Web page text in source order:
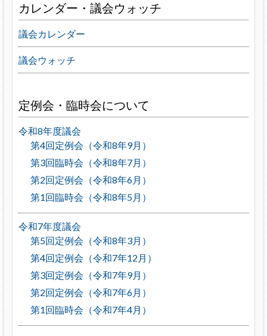
カレンダー・議会ウォッチ
議会カレンダー
議会ウォッチ
定例会・臨時会について
令和8年度議会
第4回定例会（令和8年9月）
第3回臨時会（令和8年7月）
第2回定例会（令和8年6月）
第1回臨時会（令和8年5月）
令和7年度議会
第5回定例会（令和8年3月）
第4回定例会（令和7年12月）
第3回定例会（令和7年9月）
第2回定例会（令和7年6月）
第1回臨時会（令和7年4月）